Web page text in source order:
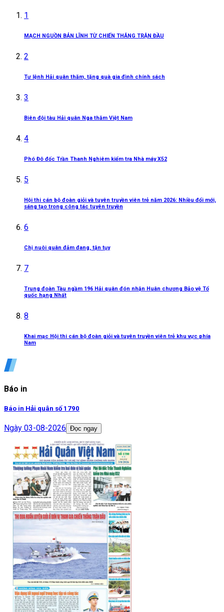
1
MẠCH NGUỒN BẢN LĨNH TỪ CHIẾN THẮNG TRẬN ĐẦU
2
Tư lệnh Hải quân thăm, tặng quà gia đình chính sách
3
Biên đội tàu Hải quân Nga thăm Việt Nam
4
Phó Đô đốc Trần Thanh Nghiêm kiểm tra Nhà máy X52
5
Hội thi cán bộ đoàn giỏi và tuyên truyền viên trẻ năm 2026: Nhiều đổi mới,
sáng tạo trong công tác tuyên truyền
6
Chị nuôi quân đảm đang, tận tụy
7
Trung đoàn Tàu ngầm 196 Hải quân đón nhận Huân chương Bảo vệ Tổ
quốc hạng Nhất
8
Khai mạc Hội thi cán bộ đoàn giỏi và tuyên truyền viên trẻ khu vực phía
Nam
Báo in
Báo in Hải quân số 1790
Ngày 03-08-2026 Đọc ngay